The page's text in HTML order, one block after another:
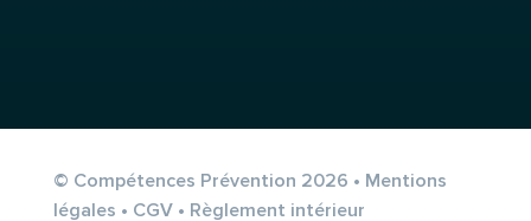
© Compétences Prévention 2026 • Mentions
légales • CGV• Règlement intérieur